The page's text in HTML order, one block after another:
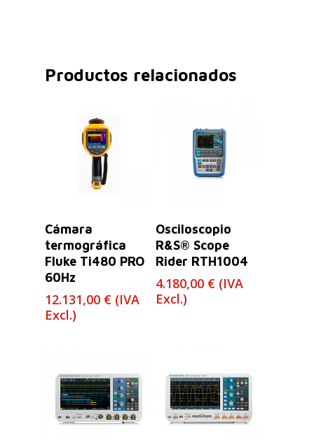
Productos relacionados
Cámara
termográfica
Fluke Ti480 PRO
60Hz
12.131,00 € (IVA
Excl.)
Leer Más
Osciloscopio
R&S® Scope
Rider RTH1004
4.180,00 € (IVA
Excl.)